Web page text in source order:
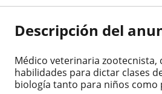
Descripción del
Médico veterinaria zootecnista,
habilidades para dictar clases
biología tanto para niños como